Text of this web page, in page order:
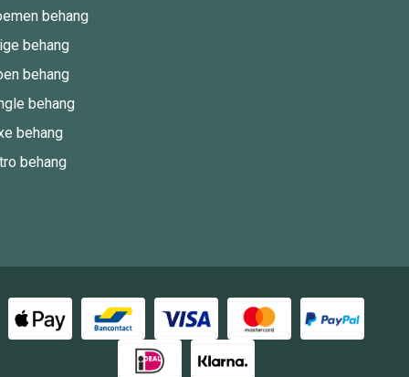
behang
behang
behang
behang
behang
behang